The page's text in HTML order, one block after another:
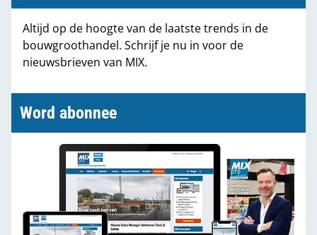
Partners
Altijd op de hoogte van de laatste trends in de
bouwgroothandel. Schrijf je nu in voor de
nieuwsbrieven van MIX.
Word abonnee